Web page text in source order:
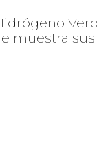
muestra